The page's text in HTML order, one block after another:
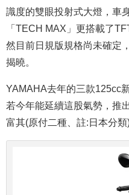
識度的雙眼投射式大燈，車
「 TECH MAX」更搭載了
然目前日規版規格尚未確定
揭曉。
YAMAHA去年的三款125cc
若今年能延續這股氣勢，推
富其(原付二種、註:日本分類